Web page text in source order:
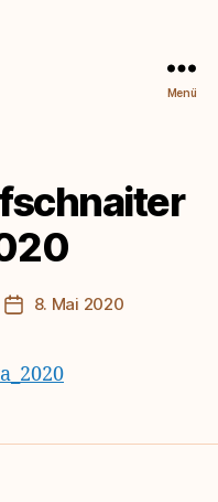
Menü
Beitragsdatum
8. Mai 2020